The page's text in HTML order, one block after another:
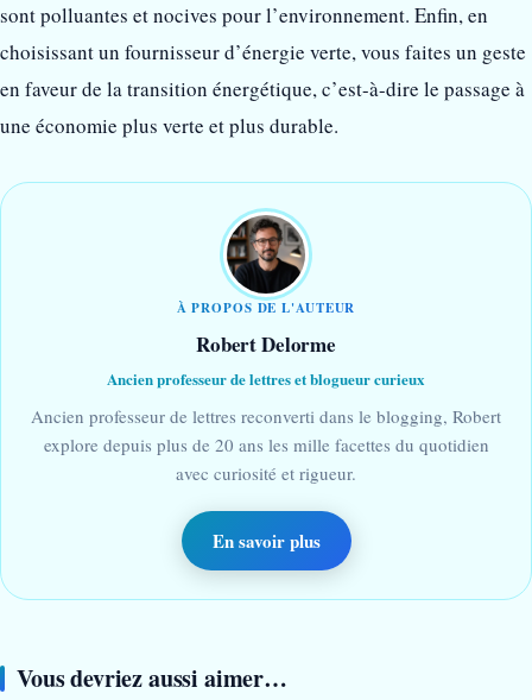
sont polluantes et nocives pour l’environnement. Enfin, en
choisissant un fournisseur d’énergie verte, vous faites un geste
en faveur de la transition énergétique, c’est-à-dire le passage à
une économie plus verte et plus durable.
À PROPOS DE L'AUTEUR
Robert Delorme
Ancien professeur de lettres et blogueur curieux
Ancien professeur de lettres reconverti dans le blogging, Robert
explore depuis plus de 20 ans les mille facettes du quotidien
avec curiosité et rigueur.
En savoir plus
Vous devriez aussi aimer…